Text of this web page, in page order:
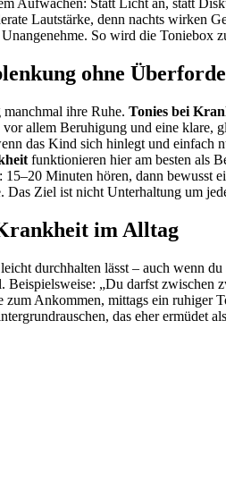
Aufwachen: Statt Licht an, statt
Lautstärke, denn nachts wirken
So wird die Toniebox
ohne
ihre Ruhe. Tonies bei
allem Beruhigung und eine
das Kind sich hinlegt und einfach
funktionieren hier am besten als
Minuten hören, dann
Ziel ist nicht Unterhaltung um
im Alltag
durchhalten lässt – auch wenn
„Du darfst
Ankommen, mittags ein ruhiger
das eher ermüdet